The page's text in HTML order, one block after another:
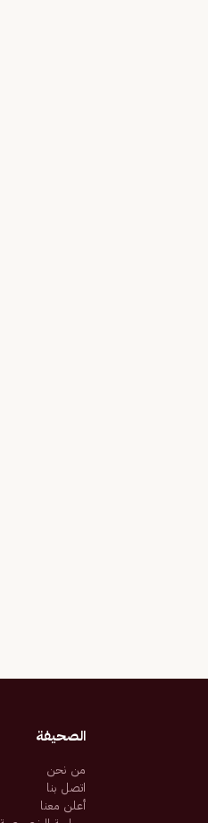
الصحيفة
من نحن
اتصل بنا
أعلن معنا